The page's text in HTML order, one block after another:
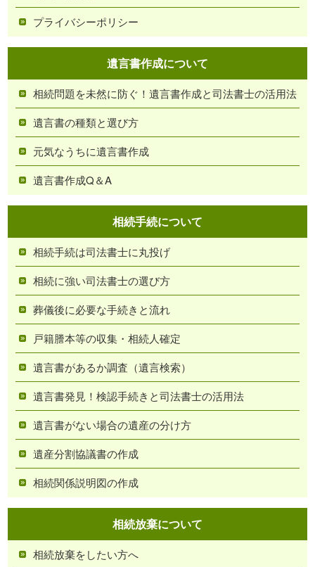
プライバシーポリシー
遺言書作成について
相続問題を未然に防ぐ！遺言書作成と司法書士の活用法
遺言書の種類と選び方
元気なうちに遺言書作成
遺言書作成Q＆A
相続手続について
相続手続は司法書士に丸投げ
相続に強い司法書士の選び方
葬儀後に必要な手続きと流れ
戸籍謄本等の収集・相続人確定
遺言書があるか調査（遺言検索）
遺言書発見！検認手続きと司法書士の活用法
遺言書がない場合の遺産の分け方
遺産分割協議書の作成
相続関係説明図の作成
相続放棄について
相続放棄をしたい方へ